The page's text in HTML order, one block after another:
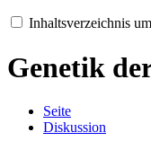
Inhaltsverzeichnis
Genetik
Seite
Diskussion